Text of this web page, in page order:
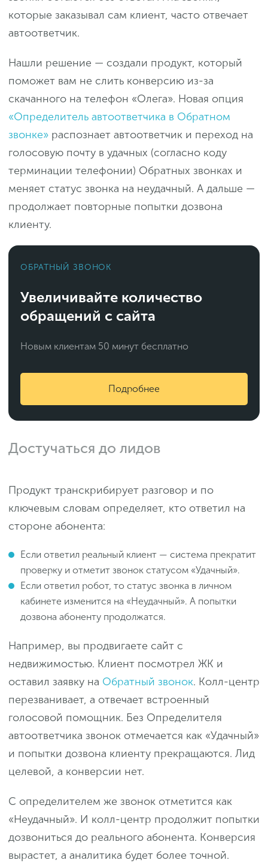
которые заказывал сам клиент, часто отвечает
автоответчик.
Нашли решение — создали продукт, который
поможет вам не слить конверсию из-за
скачанного на телефон «Олега». Новая опция
«Определитель автоответчика в Обратном
звонке» распознает автоответчик и переход на
голосовую почту в удачных (согласно коду
терминации телефонии) Обратных звонках и
меняет статус звонка на неудачный. А дальше —
продолжает повторные попытки дозвона
клиенту.
ОБРАТНЫЙ ЗВОНОК
Увеличивайте количество
обращений с сайта
Новым клиентам 50 минут бесплатно
Подробнее
Достучаться до лидов
Продукт транскрибирует разговор и по
ключевым словам определяет, кто ответил на
стороне абонента:
Если ответил реальный клиент — система прекратит
проверку и отметит звонок статусом «Удачный».
Если ответил робот, то статус звонка в личном
кабинете изменится на «Неудачный». А попытки
дозвона абоненту продолжатся.
Например, вы продвигаете сайт с
недвижимостью. Клиент посмотрел ЖК и
оставил заявку на Обратный звонок. Колл-центр
перезванивает, а отвечает встроенный
голосовой помощник. Без Определителя
автоответчика звонок отмечается как «Удачный»
и попытки дозвона клиенту прекращаются. Лид
целевой, а конверсии нет.
С определителем же звонок отметится как
«Неудачный». И колл-центр продолжит попытки
дозвониться до реального абонента. Конверсия
вырастет, а аналитика будет более точной.